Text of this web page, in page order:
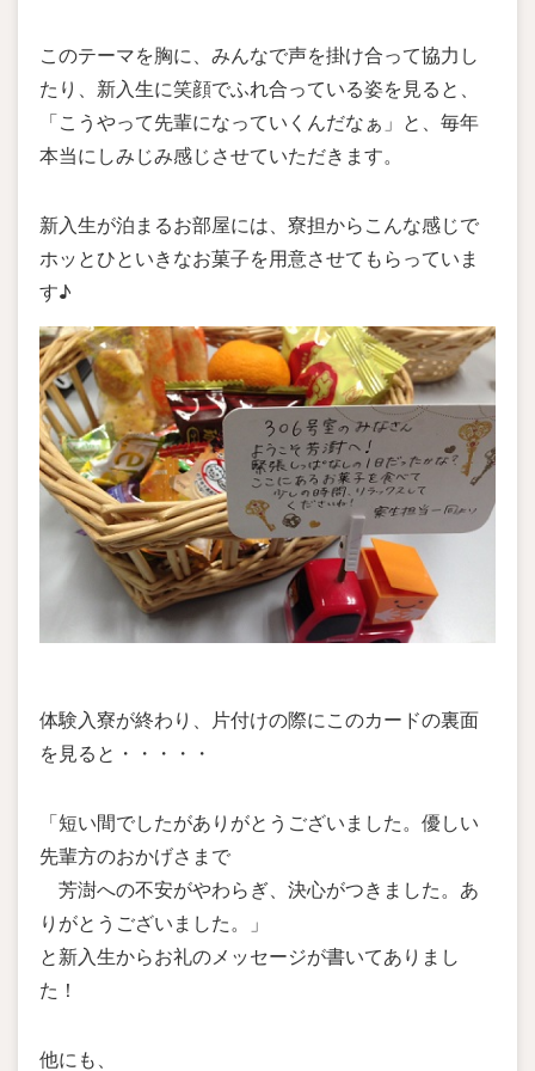
このテーマを胸に、みんなで声を掛け合って協力し
たり、新入生に笑顔でふれ合っている姿を見ると、
「こうやって先輩になっていくんだなぁ」と、毎年
本当にしみじみ感じさせていただきます。
新入生が泊まるお部屋には、寮担からこんな感じで
ホッとひといきなお菓子を用意させてもらっていま
す♪
体験入寮が終わり、片付けの際にこのカードの裏面
を見ると・・・・・
「短い間でしたがありがとうございました。優しい
先輩方のおかげさまで
芳澍への不安がやわらぎ、決心がつきました。あ
りがとうございました。」
と新入生からお礼のメッセージが書いてありまし
た！
他にも、